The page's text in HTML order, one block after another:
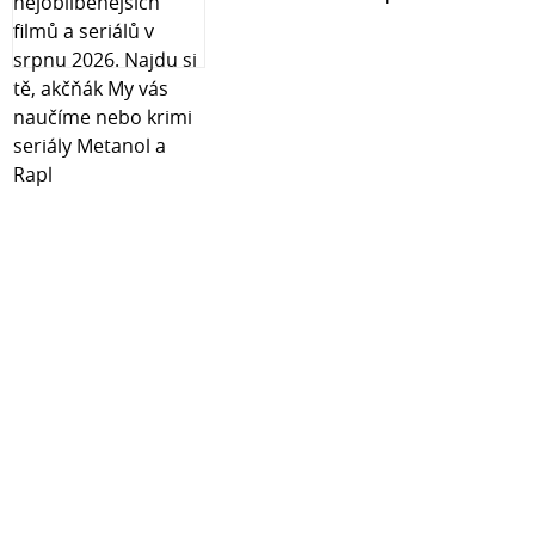
obsahuje: Tvrzené ochranné sklo Hadřík z mikrovlákna
Hadřík na odmaštění displeje Specifikace: 100% zbrusu
nové, vysoce kvalitní tvrzené sklo Ultra tenké, přesně
navržené pro váš telefon Jednoduchá instalace bez
vzduchových bublin Kompletní sada pro instalaci v
balení Tvrdost: 9H Typ skla: 9D